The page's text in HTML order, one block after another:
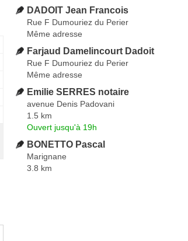
DADOIT Jean Francois
Rue F Dumouriez du Perier
Même adresse
Farjaud Damelincourt Dadoit
Rue F Dumouriez du Perier
Même adresse
Emilie SERRES notaire
avenue Denis Padovani
1.5 km
Ouvert jusqu'à 19h
BONETTO Pascal
Marignane
3.8 km